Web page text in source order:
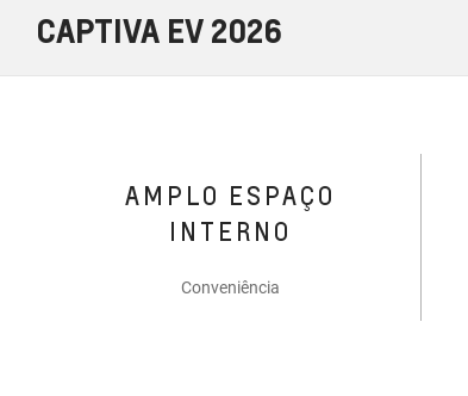
CAPTIVA EV 2026
AMPLO ESPAÇO
INTERNO
Conveniência